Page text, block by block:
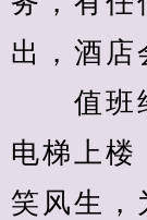
出，酒店
值班经
电梯上楼
笑风生，